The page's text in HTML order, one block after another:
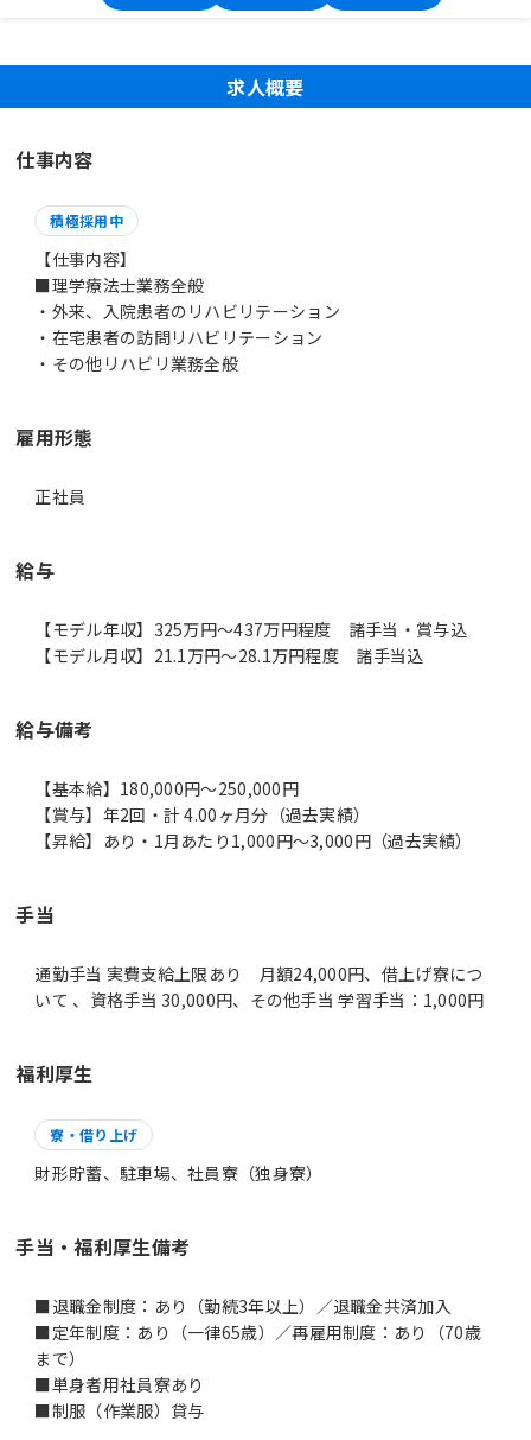
求人概要
仕事内容
積極採用中
【仕事内容】
■理学療法士業務全般
・外来、入院患者のリハビリテーション
・在宅患者の訪問リハビリテーション
・その他リハビリ業務全般
雇用形態
正社員
給与
【モデル年収】325万円〜437万円程度 諸手当・賞与込
【モデル月収】21.1万円〜28.1万円程度 諸手当込
給与備考
【基本給】180,000円～250,000円
【賞与】年2回・計 4.00ヶ月分（過去実績）
【昇給】あり・1月あたり1,000円～3,000円（過去実績）
手当
通勤手当 実費支給上限あり 月額24,000円、借上げ寮につ
いて 、資格手当 30,000円、その他手当 学習手当：1,000円
福利厚生
寮・借り上げ
財形貯蓄、駐車場、社員寮（独身寮）
手当・福利厚生備考
■退職金制度：あり（勤続3年以上）／退職金共済加入
■定年制度：あり（一律65歳）／再雇用制度：あり（70歳
まで）
■単身者用社員寮あり
■制服（作業服）貸与